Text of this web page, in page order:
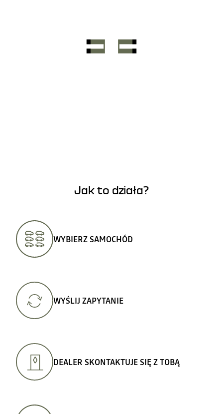
Jak to działa?
WYBIERZ SAMOCHÓD
WYŚLIJ ZAPYTANIE
DEALER SKONTAKTUJE SIĘ Z TOBĄ